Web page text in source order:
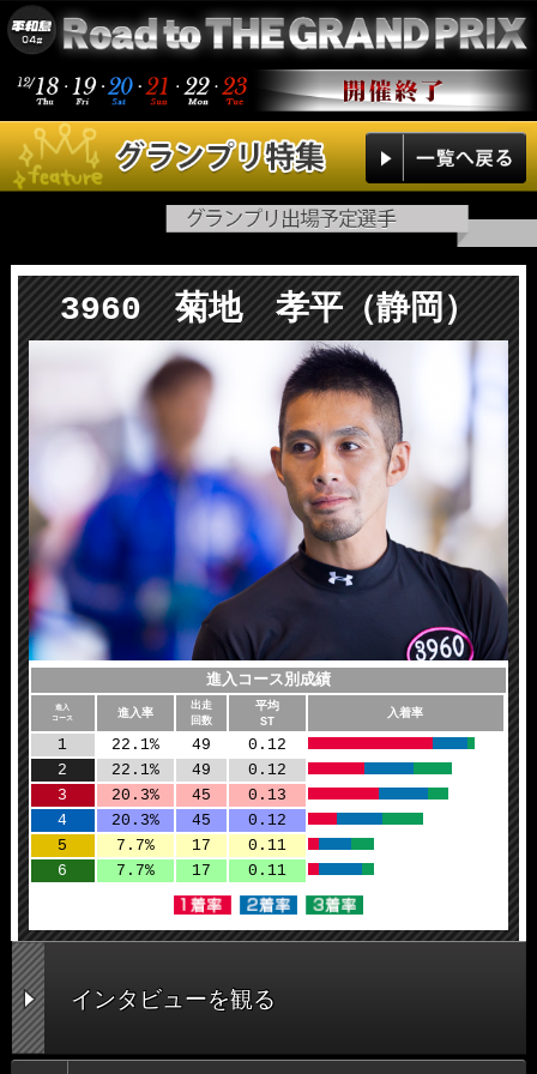
3960 菊地 孝平（静岡）
進入コース別成績
進入
コース
進入率
出走
回数
平均
ST
入着率
1 22.1% 49
0.12
2
22.1% 49
0.12
3
20.3% 45
0.13
4
20.3% 45
0.12
5
7.7% 17
0.11
6
7.7% 17 0.11
インタビューを観る